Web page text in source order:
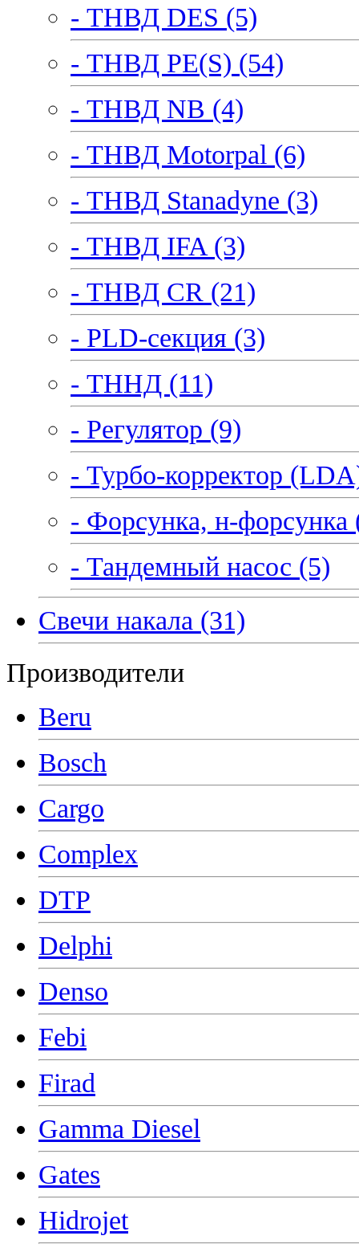
- ТНВД DES (5)
- ТНВД PE(S) (54)
- ТНВД NB (4)
- ТНВД Motorpal (6)
- ТНВД Stanadyne (3)
- ТНВД IFA (3)
- ТНВД CR (21)
- PLD-секция (3)
- ТННД (11)
- Регулятор (9)
- Турбо-корректор
- Форсунка, н-форсунка
- Тандемный насос (5)
Свечи накала (31)
Производители
Beru
Bosch
Cargo
Complex
DTP
Delphi
Denso
Febi
Firad
Gamma Diesel
Gates
Hidrojet